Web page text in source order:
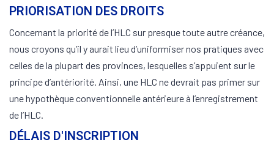
PRIORISATION DES DROITS
Concernant la priorité de l’HLC sur presque toute autre créance,
nous croyons qu’il y aurait lieu d’uniformiser nos pratiques avec
celles de la plupart des provinces, lesquelles s’appuient sur le
principe d’antériorité. Ainsi, une HLC ne devrait pas primer sur
une hypothèque conventionnelle antérieure à l’enregistrement
de l’HLC.
DÉLAIS D'INSCRIPTION